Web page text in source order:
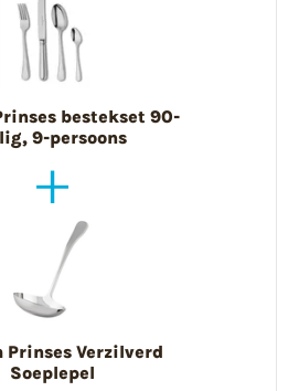
bestekset 90-
9-persoons
Prinses Verzilverd
Soeplepel